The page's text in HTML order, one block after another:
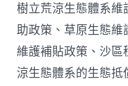
樹立荒涼生態體系
助政策、草原生態
維護補貼政策、沙
涼生態體系的生態